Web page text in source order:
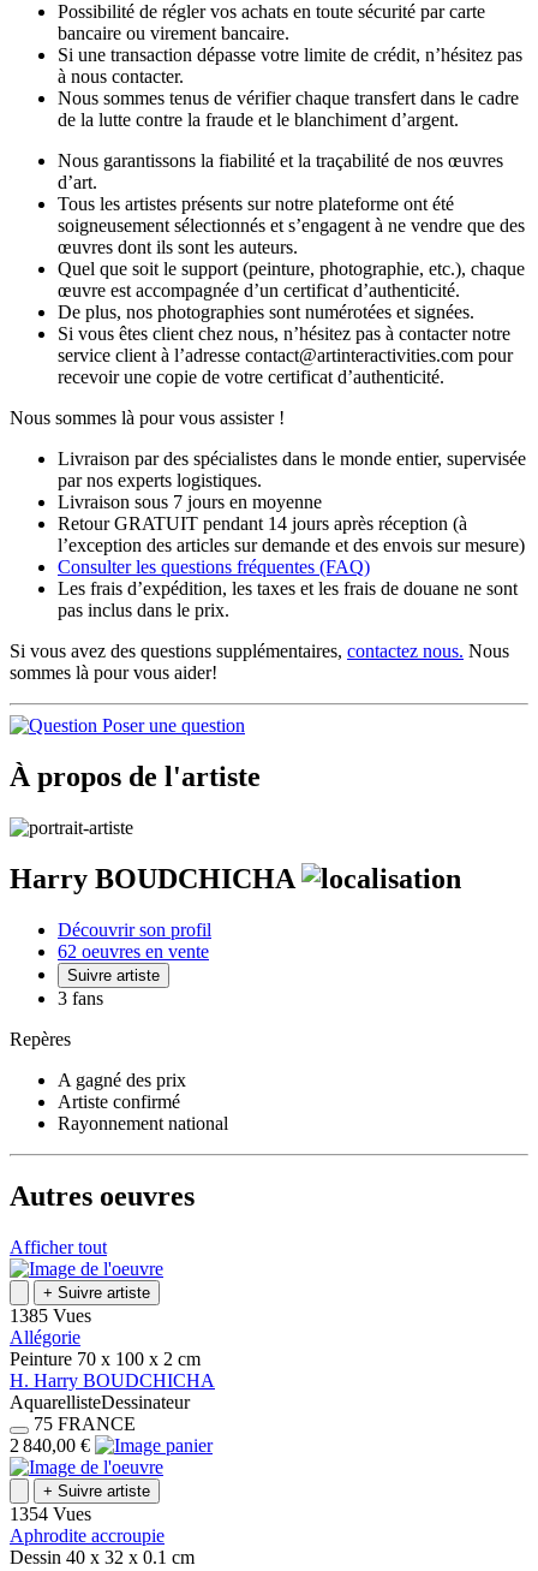
Possibilité de régler vos achats en toute sécurité par carte
bancaire ou virement bancaire.
Si une transaction dépasse votre limite de crédit, n’hésitez pas
à nous contacter.
Nous sommes tenus de vérifier chaque transfert dans le cadre
de la lutte contre la fraude et le blanchiment d’argent.
Nous garantissons la fiabilité et la traçabilité de nos œuvres
d’art.
Tous les artistes présents sur notre plateforme ont été
soigneusement sélectionnés et s’engagent à ne vendre que des
œuvres dont ils sont les auteurs.
Quel que soit le support (peinture, photographie, etc.), chaque
œuvre est accompagnée d’un certificat d’authenticité.
De plus, nos photographies sont numérotées et signées.
Si vous êtes client chez nous, n’hésitez pas à contacter notre
service client à l’adresse contact@artinteractivities.com pour
recevoir une copie de votre certificat d’authenticité.
Nous sommes là pour vous assister !
Livraison par des spécialistes dans le monde entier, supervisée
par nos experts logistiques.
Livraison sous 7 jours en moyenne
Retour GRATUIT pendant 14 jours après réception (à
l’exception des articles sur demande et des envois sur mesure)
Consulter les questions fréquentes (FAQ)
Les frais d’expédition, les taxes et les frais de douane ne sont
pas inclus dans le prix.
Si vous avez des questions supplémentaires, contactez nous. Nous
sommes là pour vous aider!
Poser une question
À propos de l'artiste
Harry BOUDCHICHA
Découvrir son profil
62 oeuvres en vente
Suivre artiste
3 fans
Repères
A gagné des prix
Artiste confirmé
Rayonnement national
Autres oeuvres
Afficher tout
+ Suivre artiste
1385 Vues
Allégorie
Peinture 70 x 100 x 2 cm
H. Harry BOUDCHICHA
AquarellisteDessinateur
75 FRANCE
2 840,00 €
+ Suivre artiste
1354 Vues
Aphrodite accroupie
Dessin 40 x 32 x 0.1 cm